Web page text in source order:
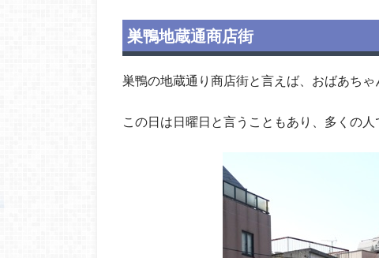
巣鴨地蔵通商店街
巣鴨の地蔵通り商店街と言えば、おばあちゃ
この日は日曜日と言うこともあり、多くの人